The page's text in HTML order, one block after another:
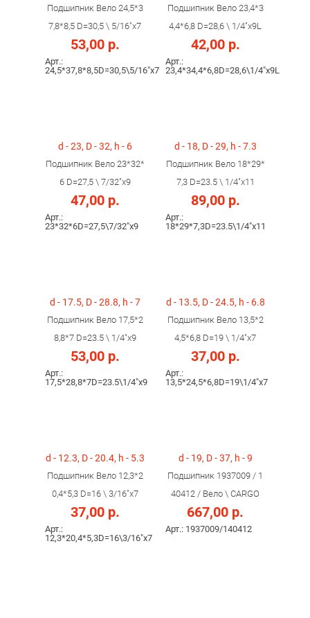
Подшипник Вело 24,5*3
7,8*8,5 D=30,5 \ 5/16"х7
53,00 р.
Арт.:
24,5*37,8*8,5D=30,5\5/16"х7
Подшипник Вело 23,4*3
4,4*6,8 D=28,6 \ 1/4"х9L
42,00 р.
Арт.:
23,4*34,4*6,8D=28,6\1/4"х9L
d - 23, D - 32, h - 6
Подшипник Вело 23*32*
6 D=27,5 \ 7/32"х9
47,00 р.
Арт.:
23*32*6D=27,5\7/32"х9
d - 18, D - 29, h - 7.3
Подшипник Вело 18*29*
7,3 D=23.5 \ 1/4"х11
89,00 р.
Арт.:
18*29*7,3D=23.5\1/4"х11
d - 17.5, D - 28.8, h - 7
Подшипник Вело 17,5*2
8,8*7 D=23.5 \ 1/4"х9
53,00 р.
Арт.:
17,5*28,8*7D=23.5\1/4"х9
d - 13.5, D - 24.5, h - 6.8
Подшипник Вело 13,5*2
4,5*6,8 D=19 \ 1/4"х7
37,00 р.
Арт.:
13,5*24,5*6,8D=19\1/4"х7
d - 12.3, D - 20.4, h - 5.3
Подшипник Вело 12,3*2
0,4*5,3 D=16 \ 3/16"х7
37,00 р.
Арт.:
12,3*20,4*5,3D=16\3/16"х7
d - 19, D - 37, h - 9
Подшипник 1937009 / 1
40412 / Вело \ CARGO
667,00 р.
Арт.: 1937009/140412